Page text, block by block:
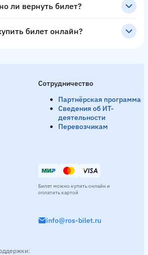
ли вернуть билет?
билет онлайн?
Сотрудничество
Партнёрская программа
Сведения об ИТ-
деятельности
Перевозчикам
info@ros-bilet.ru
Билет можно купить онлайн и
оплатить картой